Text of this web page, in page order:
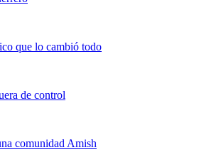
que lo cambió todo
de control
comunidad Amish